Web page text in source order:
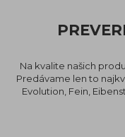
Na kvalite našich
Predávame len to
Evolution, Fein,